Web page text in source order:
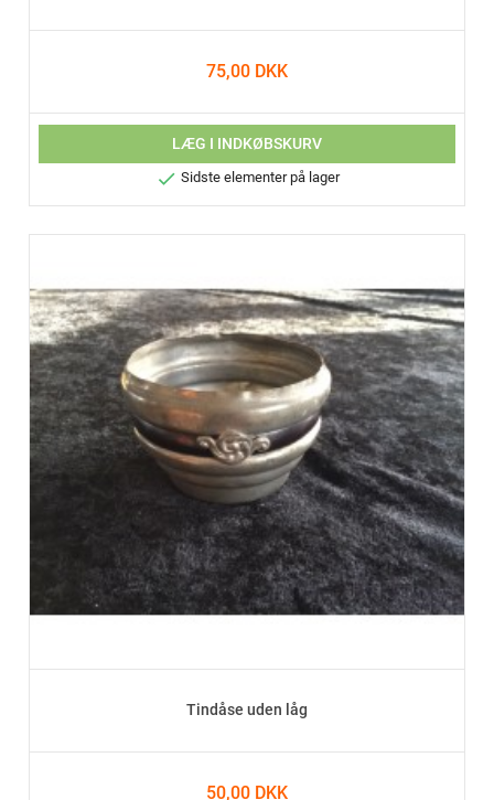
75,00 DKK
LÆG I INDKØBSKURV
 Sidste elementer på lager
Tindåse uden låg
50,00 DKK